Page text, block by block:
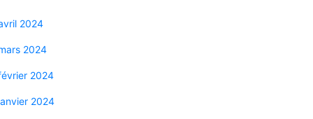
2024
2024
2024
2024